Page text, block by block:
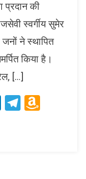
प्रदान की
स्वर्गीय सुमेर
ने स्थापित
किया है।
[…]
LinkedIn
Telegram